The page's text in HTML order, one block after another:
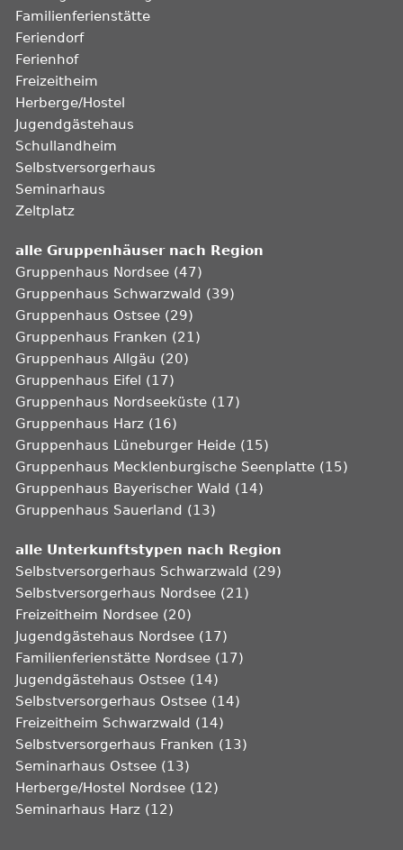
Familienferienstätte
Feriendorf
Ferienhof
Freizeitheim
Herberge/Hostel
Jugendgästehaus
Schullandheim
Selbstversorgerhaus
Seminarhaus
Zeltplatz
alle Gruppenhäuser nach Region
Gruppenhaus Nordsee (47)
Gruppenhaus Schwarzwald (39)
Gruppenhaus Ostsee (29)
Gruppenhaus Franken (21)
Gruppenhaus Allgäu (20)
Gruppenhaus Eifel (17)
Gruppenhaus Nordseeküste (17)
Gruppenhaus Harz (16)
Gruppenhaus Lüneburger Heide (15)
Gruppenhaus Mecklenburgische Seenplatte (15)
Gruppenhaus Bayerischer Wald (14)
Gruppenhaus Sauerland (13)
alle Unterkunftstypen nach Region
Selbstversorgerhaus Schwarzwald (29)
Selbstversorgerhaus Nordsee (21)
Freizeitheim Nordsee (20)
Jugendgästehaus Nordsee (17)
Familienferienstätte Nordsee (17)
Jugendgästehaus Ostsee (14)
Selbstversorgerhaus Ostsee (14)
Freizeitheim Schwarzwald (14)
Selbstversorgerhaus Franken (13)
Seminarhaus Ostsee (13)
Herberge/Hostel Nordsee (12)
Seminarhaus Harz (12)